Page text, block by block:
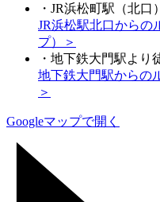
・JR浜松町駅（北口
JR浜松駅北口からの
プ）＞
・地下鉄大門駅より
地下鉄大門駅からの
＞
Googleマップで開く